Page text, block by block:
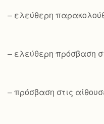
– ελεύθερη
– ελεύθερη πρόσβαση
– πρόσβαση στις